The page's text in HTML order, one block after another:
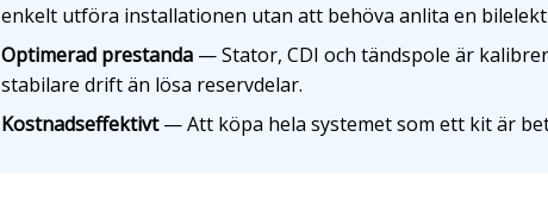
enkelt utföra installationen utan att behöva anlita en
Optimerad prestanda— Stator, CDI och tändspole är
stabilare drift än lösa reservdelar.
Kostnadseffektivt— Att köpa hela systemet som ett kit är